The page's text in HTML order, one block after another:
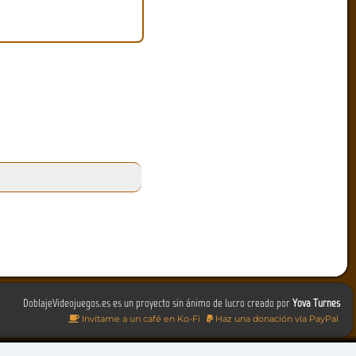
DoblajeVideojuegos.es es un proyecto sin ánimo de lucro creado porYova Turnes
Invítame a un café en Ko-Fi Haz una donación vía PayPal